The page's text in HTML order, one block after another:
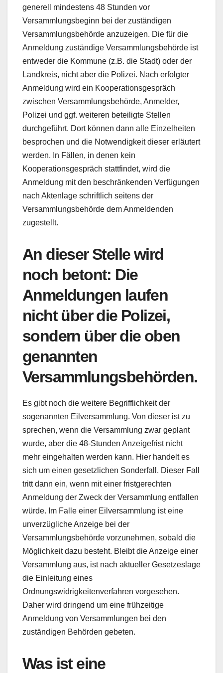
generell mindestens 48 Stunden vor
Versammlungsbeginn bei der zuständigen
Versammlungsbehörde anzuzeigen. Die für die
Anmeldung zuständige Versammlungsbehörde ist
entweder die Kommune (z.B. die Stadt) oder der
Landkreis, nicht aber die Polizei. Nach erfolgter
Anmeldung wird ein Kooperationsgespräch
zwischen Versammlungsbehörde, Anmelder,
Polizei und ggf. weiteren beteiligte Stellen
durchgeführt. Dort können dann alle Einzelheiten
besprochen und die Notwendigkeit dieser erläutert
werden. In Fällen, in denen kein
Kooperationsgespräch stattfindet, wird die
Anmeldung mit den beschränkenden Verfügungen
nach Aktenlage schriftlich seitens der
Versammlungsbehörde dem Anmeldenden
zugestellt.
An dieser Stelle wird
noch betont: Die
Anmeldungen laufen
nicht über die Polizei,
sondern über die oben
genannten
Versammlungsbehörden.
Es gibt noch die weitere Begrifflichkeit der
sogenannten Eilversammlung. Von dieser ist zu
sprechen, wenn die Versammlung zwar geplant
wurde, aber die 48-Stunden Anzeigefrist nicht
mehr eingehalten werden kann. Hier handelt es
sich um einen gesetzlichen Sonderfall. Dieser Fall
tritt dann ein, wenn mit einer fristgerechten
Anmeldung der Zweck der Versammlung entfallen
würde. Im Falle einer Eilversammlung ist eine
unverzügliche Anzeige bei der
Versammlungsbehörde vorzunehmen, sobald die
Möglichkeit dazu besteht. Bleibt die Anzeige einer
Versammlung aus, ist nach aktueller Gesetzeslage
die Einleitung eines
Ordnungswidrigkeitenverfahren vorgesehen.
Daher wird dringend um eine frühzeitige
Anmeldung von Versammlungen bei den
zuständigen Behörden gebeten.
Was ist eine